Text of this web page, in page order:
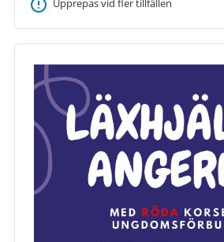
Upprepas vid fler tillfällen